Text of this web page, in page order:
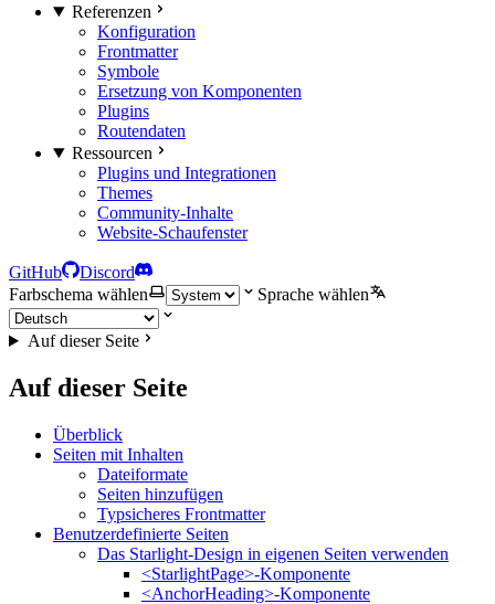
Referenzen
Konfiguration
Frontmatter
Symbole
Ersetzung von Komponenten
Plugins
Routendaten
Ressourcen
Plugins und Integrationen
Themes
Community-Inhalte
Website-Schaufenster
GitHub
Discord
Farbschema wählen
Sprache wählen
Auf dieser Seite
Auf dieser Seite
Überblick
Seiten mit Inhalten
Dateiformate
Seiten hinzufügen
Typsicheres Frontmatter
Benutzerdefinierte Seiten
Das Starlight-Design in eigenen Seiten verwenden
<StarlightPage>-Komponente
<AnchorHeading>-Komponente